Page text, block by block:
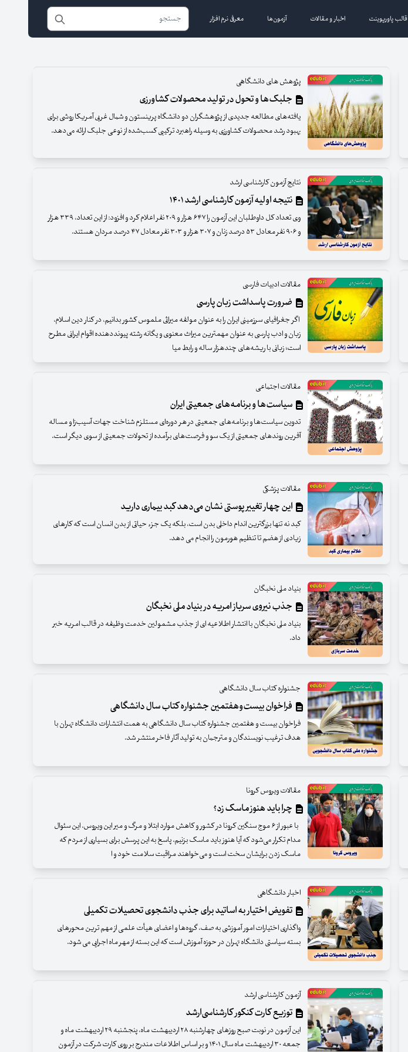
قالب پاورپوینت اخبار و مقالات آزمون‌ها معرفی نرم افزار
پژوهش های دانشگاهی
جلبک‌ها و تحول در تولید محصولات کشاورزی
یافته‌های مطالعه جدیدی از پژوهشگران دو دانشگاه پرینستون و شمال غربی آمریکا روشی برای
بهبود رشد محصولات کشاورزی به وسیله راهبرد ترکیبی کسب‌شده از نوعی جلبک ارائه می‌دهد.
نتایج آزمون کارشناسی ارشد
نتیجه اولیه آزمون کارشناسی ارشد ۱۴۰۱
وی تعداد کل داوطلبان این آزمون را ۶۴۷ هزار و ۲۰۹ نفر اعلام کرد و افزود: از این تعداد، ۳۳۹ هزار
و ۹۰۶ نفر معادل ۵۳ درصد زنان و ۳۰۷ هزار و ۳۰۳ نفر معادل ۴۷ درصد مردان هستند.
مقالات ادبیات فارسی
ضرورت پاسداشت زبان پارسی
اگر جغرافیای سرزمینی ایران را به عنوان مولفه میراثی ملموس کشور بدانیم، در کنار دین اسلام،
زبان و ادب پارسی به عنوان مهم­ترین میراث معنوی و یگانه رشته­ پیونددهنده اقوام ایرانی مطرح
است؛ زبانی با ریشه­‌های چندهزار ساله و رابط میا
مقالات اجتماعی
سیاست‌ها و برنامه‌های جمعیتی ایران
تدوین سیاست‌ها و برنامه‌های جمعیتی در هر دوره‌ای مستلزم شناخت جهات آسیب‌زا و مساله
آفرین روندهای جمعیتی از یک سو و فرصت‌های برآمده از تحولات جمعیتی از سوی دیگر است.
مقالات پزشکی
این چهار تغییر پوستی نشان می‌دهد کبد بیماری دارید
کبد نه تنها بزرگترین اندام داخلی بدن است، بلکه یک جزء حیاتی از بدن انسان است که کارهای
زیادی از هضم تا تنظیم هورمون را انجام می دهد.
بنیاد ملی نخبگان
جذب نیروی سرباز امریه در بنیاد ملی نخبگان
بنیاد ملی نخبگان با انتشار اطلاعیه ای از جذب مشمولین خدمت وظیفه در قالب امریه خبر
داد.
جشنواره کتاب سال دانشگاهی
فراخوان بیست‌وهفتمین جشنواره کتاب سال دانشگاهی
فراخوان بیست و هفتمین جشنواره کتاب سال دانشگاهی به همت انتشارات دانشگاه تهران با
هدف ترغیب نویسندگان و مترجمان به تولید آثار فاخر منتشر شد.
مقالات ویروس کرونا
چرا باید هنوز ماسک زد؟
با عبور از ۶ موج سنگین کرونا در کشور و کاهش موارد ابتلا و مرگ و میر این ویروس. این سئوال
مدام تکرار می‌شود که آیا هنوز باید ماسک بزنیم. پاسخ به این پرسش برای بسیاری از مردم که
ماسک زدن برایشان سخت است و می‌خواهند مراقبت سلامت خود و ا
اخبار دانشگاهی
تفویض اختیار به اساتید برای جذب دانشجوی تحصیلات تکمیلی
واگذاری اختیارات امور آموزشی به صف، گروه‌ها و اعضای هیأت علمی از مهم ترین محورهای
بسته سیاستی دانشگاه تهران در حوزه آموزش است که این بسته از مهر ماه اجرایی می شود.
آزمون کارشناسی ارشد
توزیع کارت کنکور کارشناسی‌ارشد
این آزمون در نوبت صبح روزهای چهارشنبه ۲۸ اردیبهشت ماه، پنجشنبه ۲۹ اردیبهشت ماه و
جمعه ۳۰ اردیبهشت ‌ماه سال ۱۴۰۱ و بر اساس اطلاعات مندرج بر روی کارت شرکت در آزمون